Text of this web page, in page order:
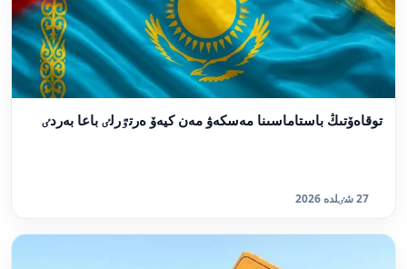
توقاەۆتىڭ باستاماسىنا مەسكەۋ مەن كيەۆ ەرتٷرلٸ باعا بەردٸ
27 شٸلدە 2026